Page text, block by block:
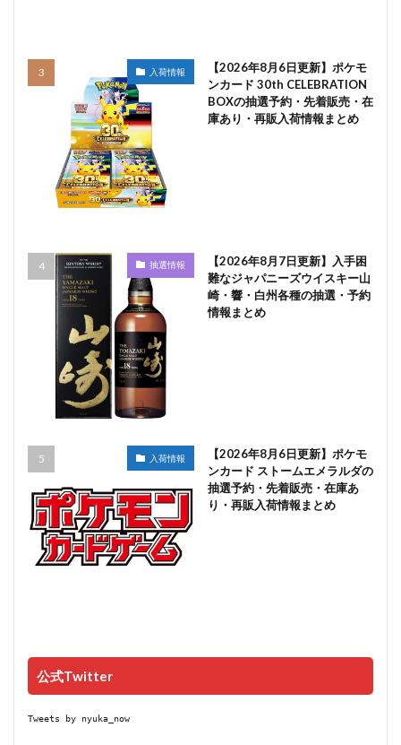
入荷情報
【2026年8月6日更新】ポケモ
ンカード 30th CELEBRATION
BOXの抽選予約・先着販売・在
庫あり・再販入荷情報まとめ
抽選情報
【2026年8月7日更新】入手困
難なジャパニーズウイスキー山
崎・響・白州各種の抽選・予約
情報まとめ
入荷情報
【2026年8月6日更新】ポケモ
ンカード ストームエメラルダの
抽選予約・先着販売・在庫あ
り・再販入荷情報まとめ
公式Twitter
Tweets by nyuka_now